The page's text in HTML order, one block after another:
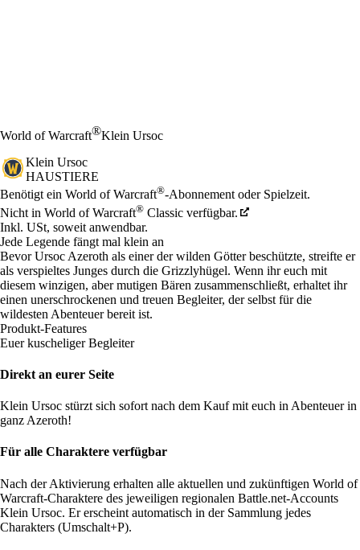
World of Warcraft®Klein Ursoc
Klein Ursoc
HAUSTIERE
Preis
Available actions
Benötigt ein World of Warcraft®-Abonnement oder Spielzeit.
Nicht in World of Warcraft® Classic verfügbar.
Inkl. USt, soweit anwendbar.
Jede Legende fängt mal klein an
Bevor Ursoc Azeroth als einer der wilden Götter beschützte, streifte er
als verspieltes Junges durch die Grizzlyhügel. Wenn ihr euch mit
diesem winzigen, aber mutigen Bären zusammenschließt, erhaltet ihr
einen unerschrockenen und treuen Begleiter, der selbst für die
wildesten Abenteuer bereit ist.
Produkt-Features
Euer kuscheliger Begleiter
Direkt an eurer Seite
Klein Ursoc stürzt sich sofort nach dem Kauf mit euch in Abenteuer in
ganz Azeroth!
Für alle Charaktere verfügbar
Nach der Aktivierung erhalten alle aktuellen und zukünftigen World of
Warcraft-Charaktere des jeweiligen regionalen Battle.net-Accounts
Klein Ursoc. Er erscheint automatisch in der Sammlung jedes
Charakters (Umschalt+P).